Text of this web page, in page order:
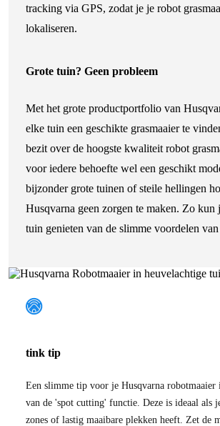
tracking via GPS, zodat je je robot
lokaliseren.
Grote tuin? Geen probleem
Met het grote productportfolio van
elke tuin een geschikte grasmaaier te
bezit over de hoogste kwaliteit robot
voor iedere behoefte wel een geschikt
bijzonder grote tuinen of steile hellingen
Husqvarna geen zorgen te maken. Zo kun
tuin genieten van de slimme voordelen
tink tip
Een slimme tip voor je Husqvarna robotmaaier
van de 'spot cutting' functie. Deze is ideaal als
zones of lastig maaibare plekken heeft. Zet de